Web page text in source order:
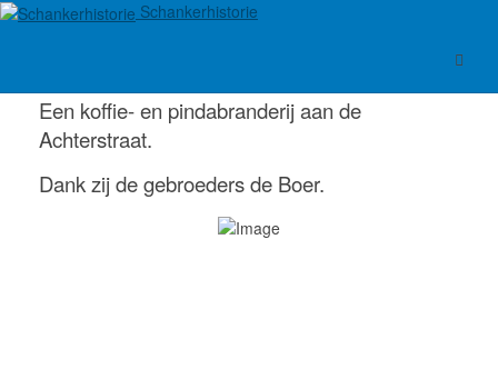
Schankerhistorie
Een koffie- en pindabranderij aan de
Achterstraat.
Dank zij de gebroeders de Boer.